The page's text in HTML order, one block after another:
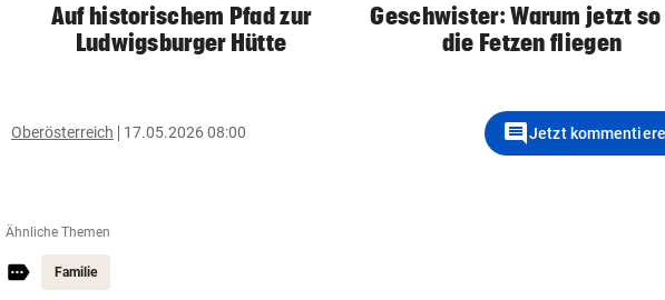
Auf historischem Pfad zur
Ludwigsburger Hütte
Geschwister: Warum jetzt
die Fetzen fliegen
Oberösterreich 17.05.2026 08:00 commentJetzt
Ähnliche Themen
Familie